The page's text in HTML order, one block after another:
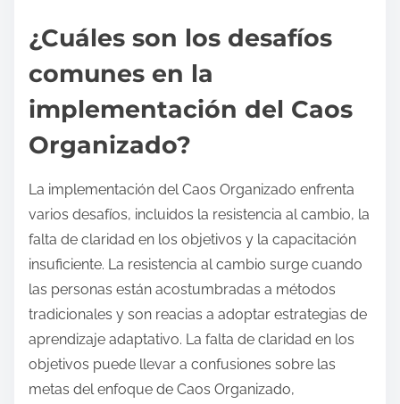
¿Cuáles son los desafíos
comunes en la
implementación del Caos
Organizado?
La implementación del Caos Organizado enfrenta
varios desafíos, incluidos la resistencia al cambio, la
falta de claridad en los objetivos y la capacitación
insuficiente. La resistencia al cambio surge cuando
las personas están acostumbradas a métodos
tradicionales y son reacias a adoptar estrategias de
aprendizaje adaptativo. La falta de claridad en los
objetivos puede llevar a confusiones sobre las
metas del enfoque de Caos Organizado,